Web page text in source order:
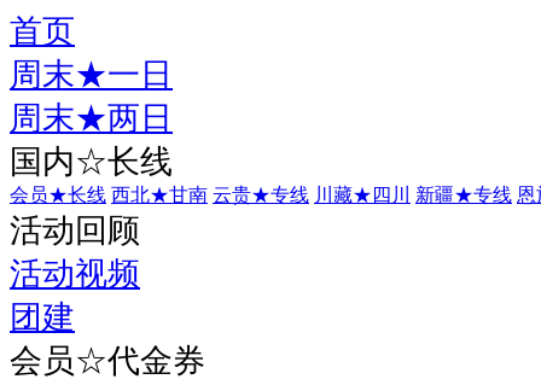
首页
周末★一日
周末★两日
国内☆长线
会员★长线 西北★甘南 云贵★专线 川藏★四川 新疆★专线
活动回顾
活动视频
团建
会员☆代金券